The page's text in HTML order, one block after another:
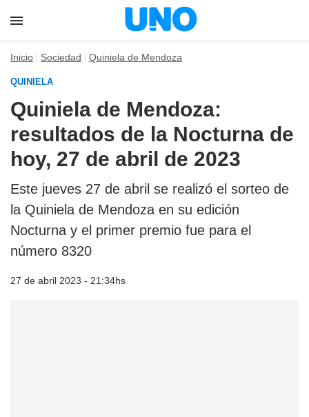
Inicio Sociedad Quiniela de Mendoza
QUINIELA
Quiniela de Mendoza:
resultados de la Nocturna de
hoy, 27 de abril de 2023
Este jueves 27 de abril se realizó el sorteo de
la Quiniela de Mendoza en su edición
Nocturna y el primer premio fue para el
número 8320
27 de abril 2023 - 21:34hs